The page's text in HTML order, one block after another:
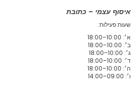
איסוף עצמי – כתובת
שעות פעילות:
א׳: 10:00–18:00
ב׳: 10:00–18:00
ג׳: 10:00–18:00
ד׳: 10:00–18:00
ה׳: 10:00–18:00
ו׳: 09:00–14:00